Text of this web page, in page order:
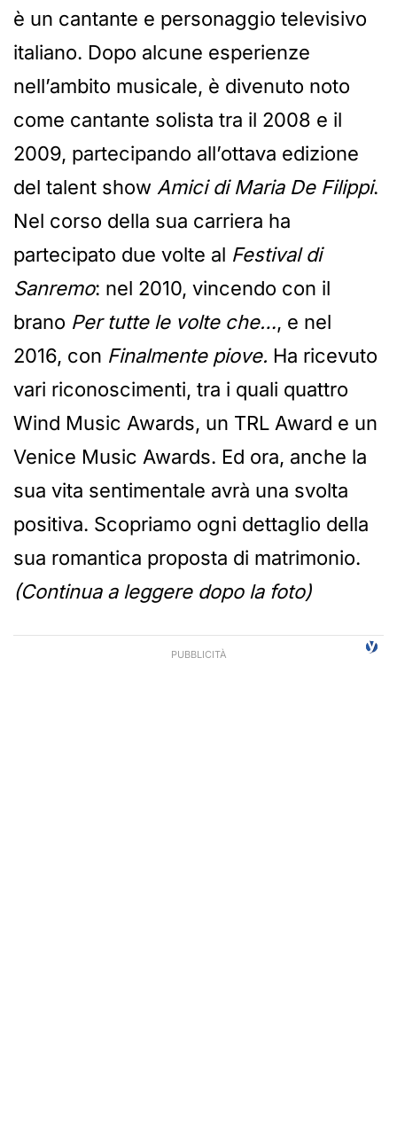
è un cantante e personaggio televisivo
italiano. Dopo alcune esperienze
nell’ambito musicale, è divenuto noto
come cantante solista tra il 2008 e il
2009, partecipando all’ottava edizione
del talent show Amici di Maria De Filippi.
Nel corso della sua carriera ha
partecipato due volte al Festival di
Sanremo: nel 2010, vincendo con il
brano Per tutte le volte che…, e nel
2016, con Finalmente piove. Ha ricevuto
vari riconoscimenti, tra i quali quattro
Wind Music Awards, un TRL Award e un
Venice Music Awards. Ed ora, anche la
sua vita sentimentale avrà una svolta
positiva. Scopriamo ogni dettaglio della
sua romantica proposta di matrimonio.
(Continua a leggere dopo la foto)